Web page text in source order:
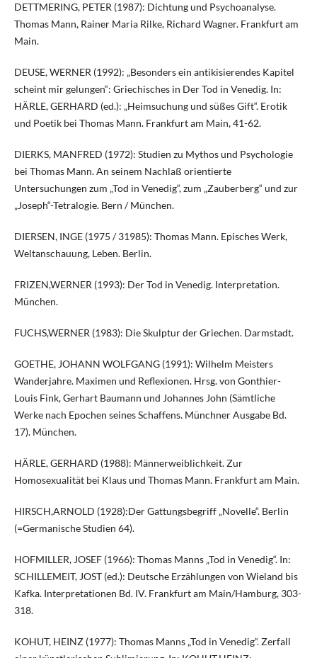
DETTMERING, PETER (1987): Dichtung und Psychoanalyse.
Thomas Mann, Rainer Maria Rilke, Richard Wagner. Frankfurt am
Main.
DEUSE, WERNER (1992): „Besonders ein antikisierendes Kapitel
scheint mir gelungen“: Griechisches in Der Tod in Venedig. In:
HÄRLE, GERHARD (ed.): „Heimsuchung und süßes Gift“. Erotik
und Poetik bei Thomas Mann. Frankfurt am Main, 41-62.
DIERKS, MANFRED (1972): Studien zu Mythos und Psychologie
bei Thomas Mann. An seinem Nachlaß orientierte
Untersuchungen zum „Tod in Venedig“, zum „Zauberberg“ und zur
„Joseph“-Tetralogie. Bern / München.
DIERSEN, INGE (1975 / 31985): Thomas Mann. Episches Werk,
Weltanschauung, Leben. Berlin.
FRIZEN,WERNER (1993): Der Tod in Venedig. Interpretation.
München.
FUCHS,WERNER (1983): Die Skulptur der Griechen. Darmstadt.
GOETHE, JOHANN WOLFGANG (1991): Wilhelm Meisters
Wanderjahre. Maximen und Reflexionen. Hrsg. von Gonthier-
Louis Fink, Gerhart Baumann und Johannes John (Sämtliche
Werke nach Epochen seines Schaffens. Münchner Ausgabe Bd.
17). München.
HÄRLE, GERHARD (1988): Männerweiblichkeit. Zur
Homosexualität bei Klaus und Thomas Mann. Frankfurt am Main.
HIRSCH,ARNOLD (1928):Der Gattungsbegriff „Novelle“. Berlin
(=Germanische Studien 64).
HOFMILLER, JOSEF (1966): Thomas Manns „Tod in Venedig“. In:
SCHILLEMEIT, JOST (ed.): Deutsche Erzählungen von Wieland bis
Kafka. Interpretationen Bd. IV. Frankfurt am Main/Hamburg, 303-
318.
KOHUT, HEINZ (1977): Thomas Manns „Tod in Venedig“. Zerfall